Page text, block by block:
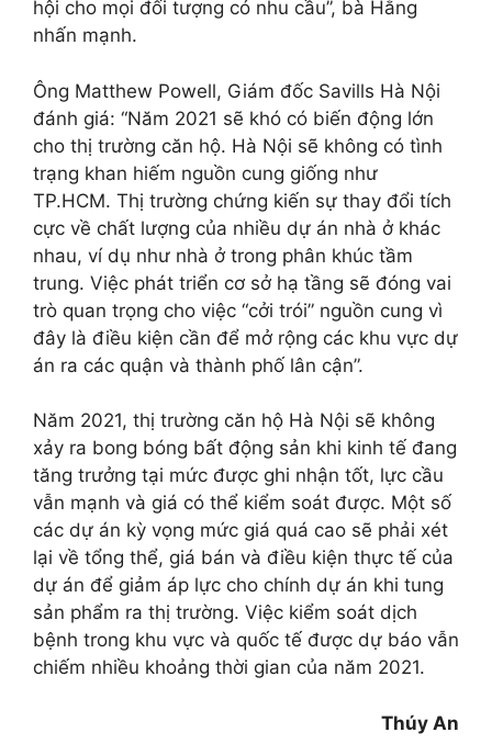
hội cho mọi đối tượng có nhu cầu”, bà Hằng
nhấn mạnh.
Ông Matthew Powell, Giám đốc Savills Hà Nội
đánh giá: “Năm 2021 sẽ khó có biến động lớn
cho thị trường căn hộ. Hà Nội sẽ không có tình
trạng khan hiếm nguồn cung giống như
TP.HCM. Thị trường chứng kiến sự thay đổi tích
cực về chất lượng của nhiều dự án nhà ở khác
nhau, ví dụ như nhà ở trong phân khúc tầm
trung. Việc phát triển cơ sở hạ tầng sẽ đóng vai
trò quan trọng cho việc “cởi trói” nguồn cung vì
đây là điều kiện cần để mở rộng các khu vực dự
án ra các quận và thành phố lân cận”.
Năm 2021, thị trường căn hộ Hà Nội sẽ không
xảy ra bong bóng bất động sản khi kinh tế đang
tăng trưởng tại mức được ghi nhận tốt, lực cầu
vẫn mạnh và giá có thể kiểm soát được. Một số
các dự án kỳ vọng mức giá quá cao sẽ phải xét
lại về tổng thể, giá bán và điều kiện thực tế của
dự án để giảm áp lực cho chính dự án khi tung
sản phẩm ra thị trường. Việc kiểm soát dịch
bệnh trong khu vực và quốc tế được dự báo vẫn
chiếm nhiều khoảng thời gian của năm 2021.
Thúy An